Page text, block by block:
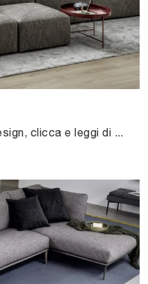
Se vuoi divani per salotti design, clicca e leggi di più sul modello Avenue in tessuto del marchio Novamobili.